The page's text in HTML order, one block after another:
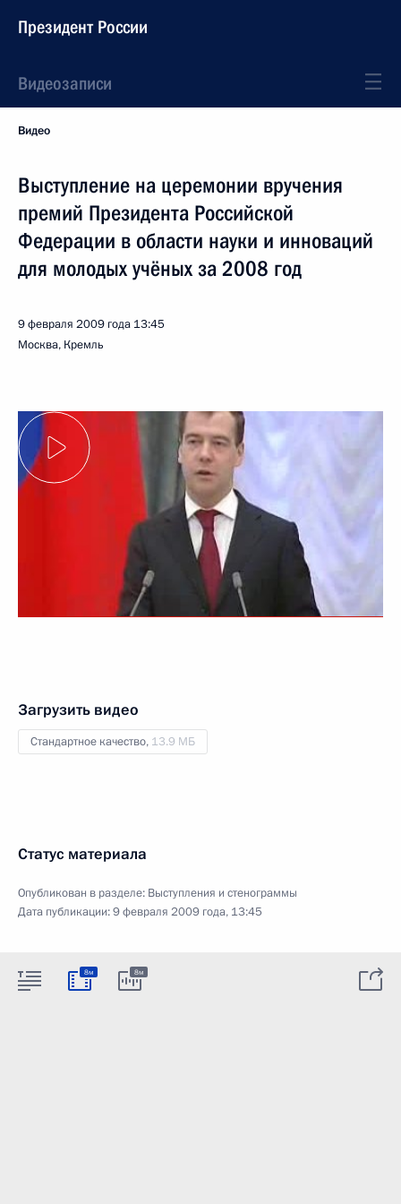
Президент России
Видеозаписи
Видео
Выступление на церемонии вручения
премий Президента Российской
Федерации в области науки и инноваций
для молодых учёных за 2008 год
9 февраля 2009 года 13:45
Москва, Кремль
Загрузить видео
Стандартное качество, 13.9 МБ
Статус материала
Опубликован в разделе: Выступления и стенограммы
Дата публикации:9 февраля 2009 года, 13:45
8м 8м